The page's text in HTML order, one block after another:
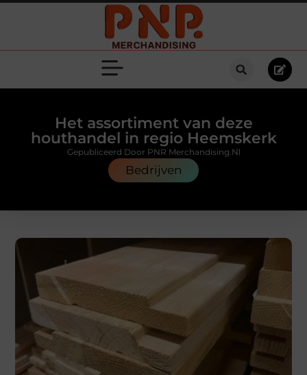
Het assortiment van deze
houthandel in regio Heemskerk
Bedrijven
Gepubliceerd Door PNR Merchandising.nl